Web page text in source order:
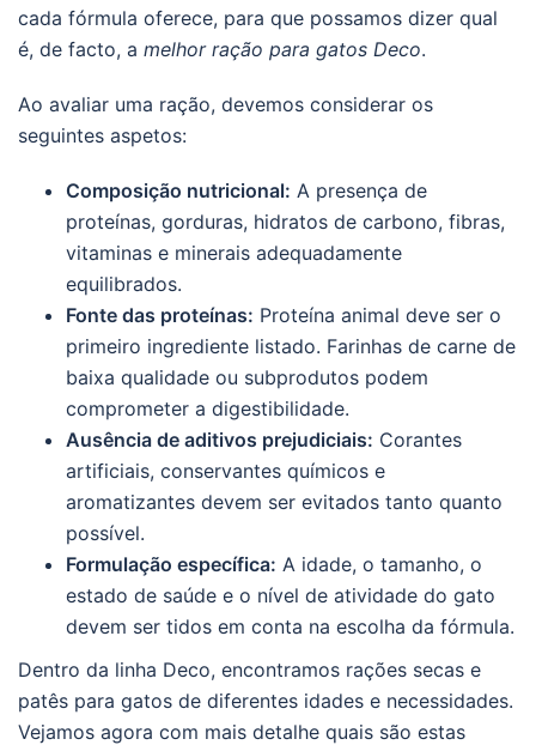
cada fórmula oferece, para que possamos dizer qual
é, de facto, a melhor ração para gatos Deco.
Ao avaliar uma ração, devemos considerar os
seguintes aspetos:
Composição nutricional: A presença de
proteínas, gorduras, hidratos de carbono, fibras,
vitaminas e minerais adequadamente
equilibrados.
Fonte das proteínas: Proteína animal deve ser o
primeiro ingrediente listado. Farinhas de carne de
baixa qualidade ou subprodutos podem
comprometer a digestibilidade.
Ausência de aditivos prejudiciais: Corantes
artificiais, conservantes químicos e
aromatizantes devem ser evitados tanto quanto
possível.
Formulação específica: A idade, o tamanho, o
estado de saúde e o nível de atividade do gato
devem ser tidos em conta na escolha da fórmula.
Dentro da linha Deco, encontramos rações secas e
patês para gatos de diferentes idades e necessidades.
Vejamos agora com mais detalhe quais são estas